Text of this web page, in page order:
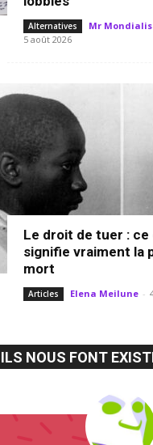
Alternatives Mr
5 août 2026
Le droit de tuer : ce
signifie vraiment la
mort
Articles Elena Meilune -
ILS NOUS FONT